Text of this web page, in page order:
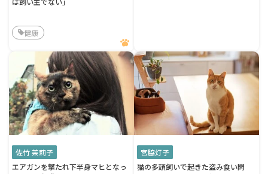
健康
佐竹 茉莉子
エアガンを撃たれ下半身マヒとなっ
宮脇灯子
猫の多頭飼いで起きた盗み食い問